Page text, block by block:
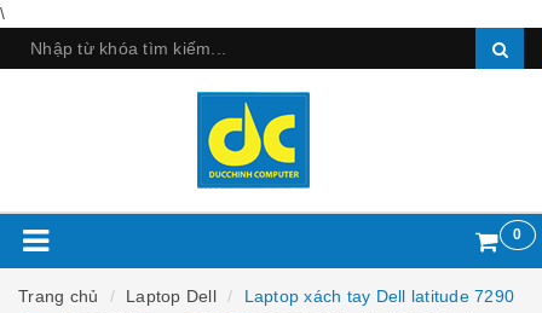
\
0
Trang chủ Laptop Dell
Laptop xách tay Dell latitude 7290